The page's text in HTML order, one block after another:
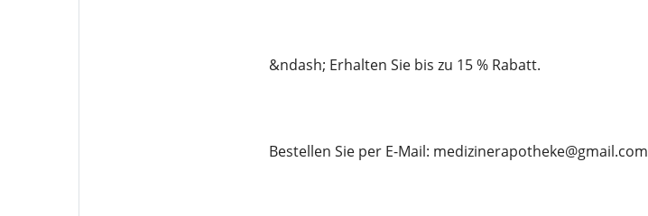
&ndash; Erhalten Sie bis zu 15 % Rabatt.
Bestellen Sie per E-Mail: medizinerapotheke@gmail.com